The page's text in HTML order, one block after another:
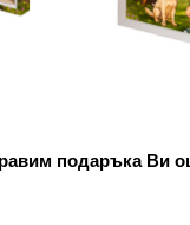
подаръка Ви